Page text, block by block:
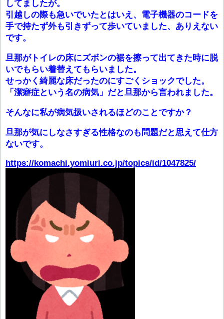
してましたが。
引越しの際も急いでいたとはいえ、電子機器のコードを
手で持たず外も引きずって歩いていました、ありえない
です。
旦那がトイレの床にズボンの裾を擦って出てきた時に脱
いでもらい着替えてもらいました。
せっかく綺麗な床だったのにすごくショックでした。
「潔癖症という名の病気」だと旦那から言われました。
そんなに私が病気扱いされるほどのことですか？
旦那が気にしなさすぎる性格なのも問題だと思えて仕方
ないです。
https://komachi.yomiuri.co.jp/topics/id/1047825/